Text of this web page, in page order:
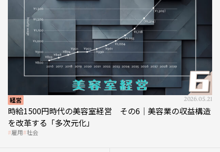
経営 2026.05.21
時給1500円時代の美容室経営 その6｜美容業の収益構造
を改革する「多次元化」
雇用 社会